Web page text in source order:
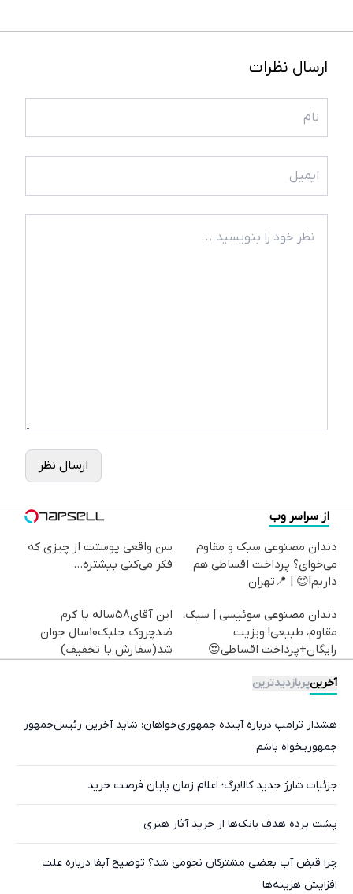
ارسال نظرات
ارسال نظر
از سراسر وب
دندان مصنوعی سبک و مقاوم
می‌خوای؟ پرداخت اقساطی هم
داریم!😍 | 📍تهران
سن واقعی پوستت از چیزی که
فکر می‌کنی بیشتره...
دندان مصنوعی سوئیسی | سبک،
مقاوم، طبیعی! ویزیت
رایگان+پرداخت اقساطی😍
این آقای58ساله با کرم
ضدچروک جلبک10سال جوان
شد(سفارش با تخفیف)
آخرینپربازدیدترین
هشدار ترامپ درباره آینده جمهوری‌خواهان: شاید آخرین رئیس‌جمهور
جمهوریخواه باشم
جزئیات شارژ جدید کالابرگ؛ اعلام زمان پایان فرصت خرید
پشت پرده هدف بانک‌ها از خرید آثار هنری
چرا قبض آب بعضی مشترکان نجومی شد؟ توضیح آبفا درباره علت
افزایش هزینه‌ها